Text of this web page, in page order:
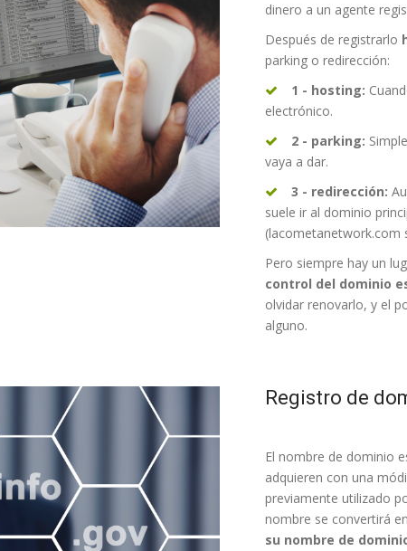
dinero a un agente
Después de registrarlo
parking o redirección:
1 - hosting:
electrónico.
2 - parking:
vaya a dar.
3 - redirección:
suele ir al dominio
(lacometanetwork.com
Pero siempre hay un
control del dominio
olvidar renovarlo, y el
alguno.
Registro de
El nombre de dominio
adquieren con una
previamente utilizado
nombre se convertirá
su nombre de